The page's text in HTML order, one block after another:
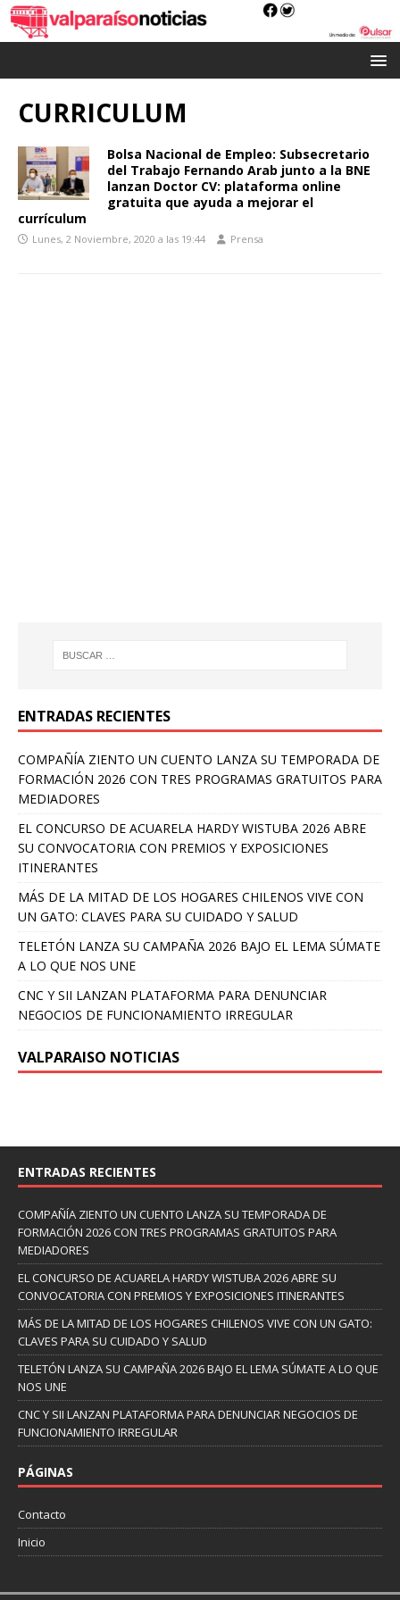
CURRICULUM
Bolsa Nacional de Empleo: Subsecretario
del Trabajo Fernando Arab junto a la BNE
lanzan Doctor CV: plataforma online
gratuita que ayuda a mejorar el
currículum
Lunes, 2 Noviembre, 2020 a las 19:44 Prensa
ENTRADAS RECIENTES
COMPAÑÍA ZIENTO UN CUENTO LANZA SU TEMPORADA DE
FORMACIÓN 2026 CON TRES PROGRAMAS GRATUITOS PARA
MEDIADORES
EL CONCURSO DE ACUARELA HARDY WISTUBA 2026 ABRE
SU CONVOCATORIA CON PREMIOS Y EXPOSICIONES
ITINERANTES
MÁS DE LA MITAD DE LOS HOGARES CHILENOS VIVE CON
UN GATO: CLAVES PARA SU CUIDADO Y SALUD
TELETÓN LANZA SU CAMPAÑA 2026 BAJO EL LEMA SÚMATE
A LO QUE NOS UNE
CNC Y SII LANZAN PLATAFORMA PARA DENUNCIAR
NEGOCIOS DE FUNCIONAMIENTO IRREGULAR
VALPARAISO NOTICIAS
ENTRADAS RECIENTES
COMPAÑÍA ZIENTO UN CUENTO LANZA SU TEMPORADA DE
FORMACIÓN 2026 CON TRES PROGRAMAS GRATUITOS PARA
MEDIADORES
EL CONCURSO DE ACUARELA HARDY WISTUBA 2026 ABRE SU
CONVOCATORIA CON PREMIOS Y EXPOSICIONES ITINERANTES
MÁS DE LA MITAD DE LOS HOGARES CHILENOS VIVE CON UN GATO:
CLAVES PARA SU CUIDADO Y SALUD
TELETÓN LANZA SU CAMPAÑA 2026 BAJO EL LEMA SÚMATE A LO QUE
NOS UNE
CNC Y SII LANZAN PLATAFORMA PARA DENUNCIAR NEGOCIOS DE
FUNCIONAMIENTO IRREGULAR
PÁGINAS
Contacto
Inicio